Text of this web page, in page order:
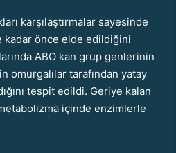
karşılaştırmalar sayesinde
kadar önce elde edildiğini
ABO kan grup genlerinin
omurgalılar tarafından yatay
tespit edildi. Geriye kalan
içinde enzimlerle